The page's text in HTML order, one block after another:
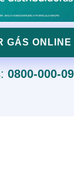
GÁS ONLINE
0800-000-